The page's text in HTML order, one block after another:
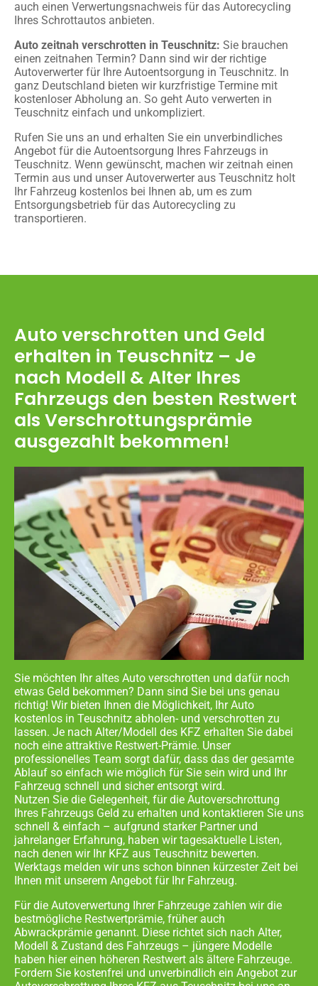
auch einen Verwertungsnachweis für das Autorecycling
Ihres Schrottautos anbieten.
Auto zeitnah verschrotten in Teuschnitz: Sie brauchen
einen zeitnahen Termin? Dann sind wir der richtige
Autoverwerter für Ihre Autoentsorgung in Teuschnitz. In
ganz Deutschland bieten wir kurzfristige Termine mit
kostenloser Abholung an. So geht Auto verwerten in
Teuschnitz einfach und unkompliziert.
Rufen Sie uns an und erhalten Sie ein unverbindliches
Angebot für die Autoentsorgung Ihres Fahrzeugs in
Teuschnitz. Wenn gewünscht, machen wir zeitnah einen
Termin aus und unser Autoverwerter aus Teuschnitz holt
Ihr Fahrzeug kostenlos bei Ihnen ab, um es zum
Entsorgungsbetrieb für das Autorecycling zu
transportieren.
Auto verschrotten und Geld
erhalten in Teuschnitz – Je
nach Modell & Alter Ihres
Fahrzeugs den besten Restwert
als Verschrottungsprämie
ausgezahlt bekommen!
Sie möchten Ihr altes Auto verschrotten und dafür noch
etwas Geld bekommen? Dann sind Sie bei uns genau
richtig! Wir bieten Ihnen die Möglichkeit, Ihr Auto
kostenlos in Teuschnitz abholen- und verschrotten zu
lassen. Je nach Alter/Modell des KFZ erhalten Sie dabei
noch eine attraktive Restwert-Prämie. Unser
professionelles Team sorgt dafür, dass das der gesamte
Ablauf so einfach wie möglich für Sie sein wird und Ihr
Fahrzeug schnell und sicher entsorgt wird.
Nutzen Sie die Gelegenheit, für die Autoverschrottung
Ihres Fahrzeugs Geld zu erhalten und kontaktieren Sie uns
schnell & einfach – aufgrund starker Partner und
jahrelanger Erfahrung, haben wir tagesaktuelle Listen,
nach denen wir Ihr KFZ aus Teuschnitz bewerten.
Werktags melden wir uns schon binnen kürzester Zeit bei
Ihnen mit unserem Angebot für Ihr Fahrzeug.
Für die Autoverwertung Ihrer Fahrzeuge zahlen wir die
bestmögliche Restwertprämie, früher auch
Abwrackprämie genannt. Diese richtet sich nach Alter,
Modell & Zustand des Fahrzeugs – jüngere Modelle
haben hier einen höheren Restwert als ältere Fahrzeuge.
Fordern Sie kostenfrei und unverbindlich ein Angebot zur